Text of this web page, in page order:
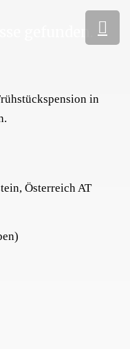
in
Österreich AT